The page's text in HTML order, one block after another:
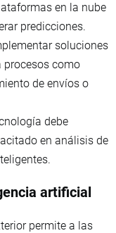
en la nube
predicciones.
soluciones
como
de envíos o
debe
en análisis de
artificial
permite a las